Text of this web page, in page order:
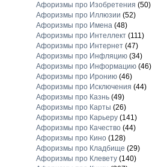
Афоризмы про Изобретения (50)
Афоризмы про Иллюзии (52)
Афоризмы про Имена(48)
Афоризмы про Интеллект(111)
Афоризмы про Интернет(47)
Афоризмы про Инфляцию(34)
Афоризмы про Информацию(46)
Афоризмы про Иронию(46)
Афоризмы про Исключения (44)
Афоризмы про Казнь(49)
Афоризмы про Карты (26)
Афоризмы про Карьеру(141)
Афоризмы про Качество(44)
Афоризмы про Кино(128)
Афоризмы про Кладбище (29)
Афоризмы про Клевету(140)